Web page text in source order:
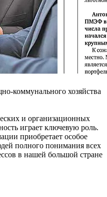
коммунального хозяйства
и организационных
играет ключевую роль.
приобретает особое
полного понимания всех
в нашей большой стране